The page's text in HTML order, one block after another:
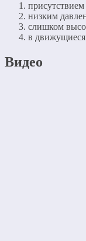
присутствием
низким
слишком
в движущиеся
Видео